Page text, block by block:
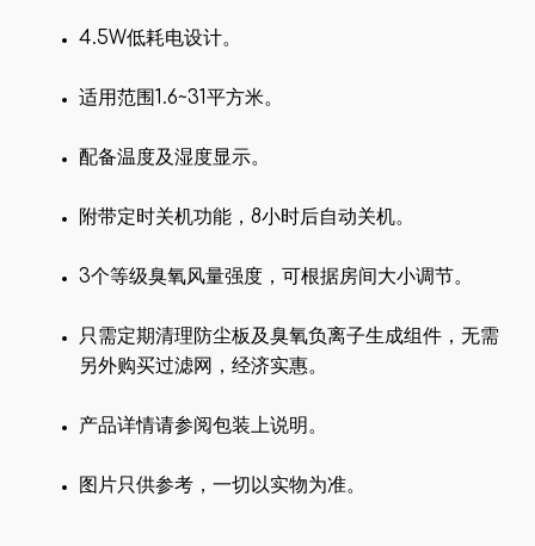
4.5W低耗电设计。
适用范围1.6~31平方米。
配备温度及湿度显示。
附带定时关机功能，8小时后自动关机。
3个等级臭氧风量强度，可根据房间大小调节。
只需定期清理防尘板及臭氧负离子生成组件，无需
另外购买过滤网，经济实惠。
产品详情请参阅包装上说明。
图片只供参考，一切以实物为准。